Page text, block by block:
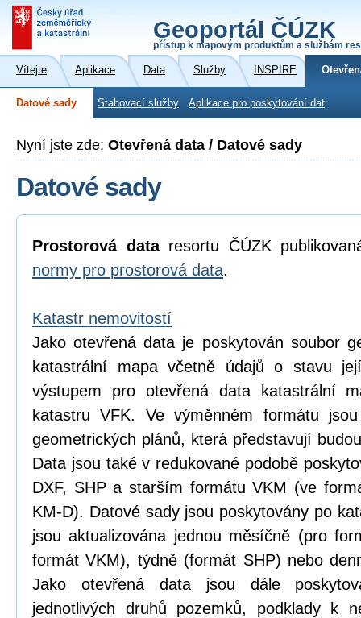
Geoportál ČÚZK
přístup k mapovým produktům a službám
Vítejte Aplikace Data Služby INSPIRE
Datové sady Stahovací služby Aplikace pro poskytování dat
Nyní jste zde: Otevřená data / Datové sady
Datové sady
Prostorová data resortu ČÚZK
normy pro prostorová data.
Katastr nemovitostí
Jako otevřená data je poskytován soubor
katastrální mapa včetně údajů o stavu
výstupem pro otevřená data katastrální
katastru VFK. Ve výměnném formátu
geometrických plánů, která představují
Data jsou také v redukované podobě
DXF, SHP a starším formátu VKM (ve
KM-D). Datové sady jsou poskytovány po
jsou aktualizována jednou měsíčně (pro
formát VKM), týdně (formát SHP) nebo
Jako otevřená data jsou dále
jednotlivých druhů pozemků, podklady k